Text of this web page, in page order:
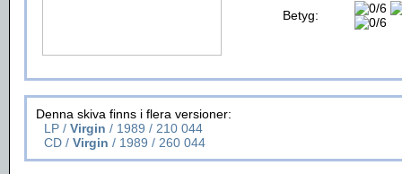
Betyg:
Denna skiva finns i flera versioner:
LP / Virgin / 1989 / 210 044
CD / Virgin / 1989 / 260 044